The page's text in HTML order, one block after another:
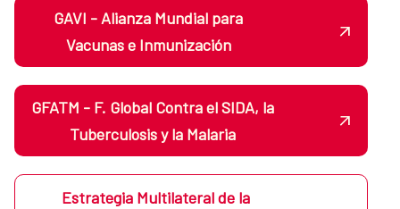
GAVI - Alianza Mundial para
Vacunas e Inmunización
GFATM - F. Global Contra el SIDA, la
Tuberculosis y la Malaria
Estrategia Multilateral de la